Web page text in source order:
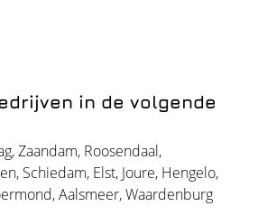
in de volgende
,Zaandam, Roosendaal,
, Schiedam, Elst, Joure, Hengelo,
,Aalsmeer,Waardenburg